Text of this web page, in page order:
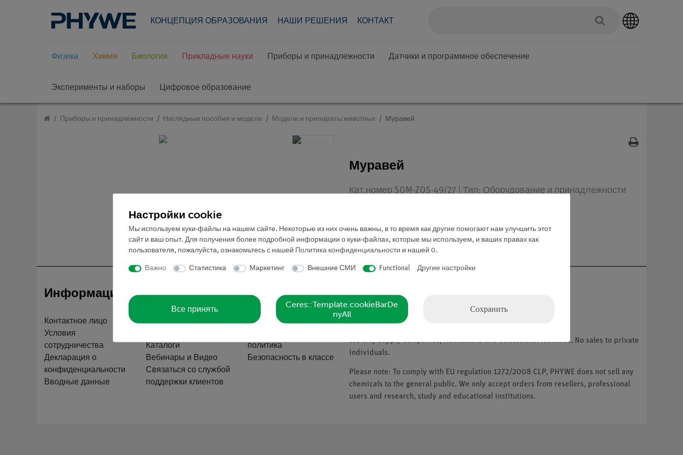
КОНЦЕПЦИЯ ОБРАЗОВАНИЯ НАШИ РЕШЕНИЯ КОНТАКТ
Физика Химия Биология Прикладные науки Приборы и принадлежности Датчики и программное обеспечение
Эксперименты и наборы Цифровое образование
Приборы и принадлежности Наглядные пособия и модели Модели и препараты животных Муравей
Муравей
Кат.номер SOM-ZOS-49/27 | Тип: Оборудование и принадлежности
Запросить предложение
Информация
Контактное лицо
Условия
сотрудничества
Декларация о
конфиденциальности
Вводные данные
Обслуживание
Краткий обзор услуг
Каталоги
Вебинары и Видео
Связаться со службой
поддержки клиентов
Компания
О нас
политика
Безопасность в классе
Please note
* Prices subject to VAT.
We only supply companies, institutions and educational facilities. No sales to private
individuals.
Please note: To comply with EU regulation 1272/2008 CLP, PHYWE does not sell any
chemicals to the general public. We only accept orders from resellers, professional
users and research, study and educational institutions.
Настройки cookie
Мы используем куки-файлы на нашем сайте. Некоторые из них очень важны, в то время как другие помогают нам улучшить этот
сайт и ваш опыт. Для получения более подробной информации о куки-файлах, которые мы используем, и ваших правах как
пользователя, пожалуйста, ознакомьтесь с нашей
Политика конфиденциальности и нашей 0.
Важно Статистика Маркетинг Внешние СМИ Functional Другие настройки
Все принять
Ceres::Template.cookieBarDe
nyAll
Сохранить